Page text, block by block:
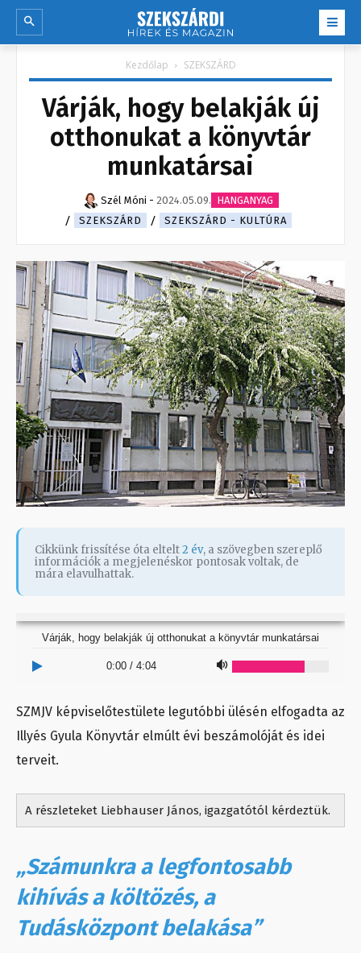
Kezdőlap SZEKSZÁRD
Várják, hogy belakják új
otthonukat a könyvtár
munkatársai
Szél Móni - 2024.05.09. HANGANYAG
SZEKSZÁRD
SZEKSZÁRD - KULTÚRA
Cikkünk frissítése óta eltelt2 év, a szövegben szereplő
információk a megjelenéskor pontosak voltak, de
mára elavulhattak.
0:00 / 4:04
Várják, hogy belakják új otthonukat a könyvtár munkatársai
SZMJV képviselőtestülete legutóbbi ülésén elfogadta az
Illyés Gyula Könyvtár elmúlt évi beszámolóját és idei
terveit.
A részleteket Liebhauser János, igazgatótól kérdeztük.
„Számunkra a legfontosabb
kihívás a költözés, a
Tudásközpont belakása”